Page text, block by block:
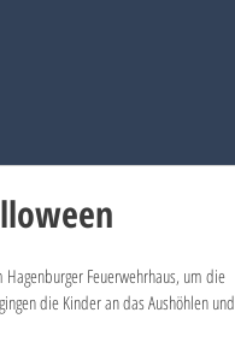
die Kinder an das Aushöhlen und